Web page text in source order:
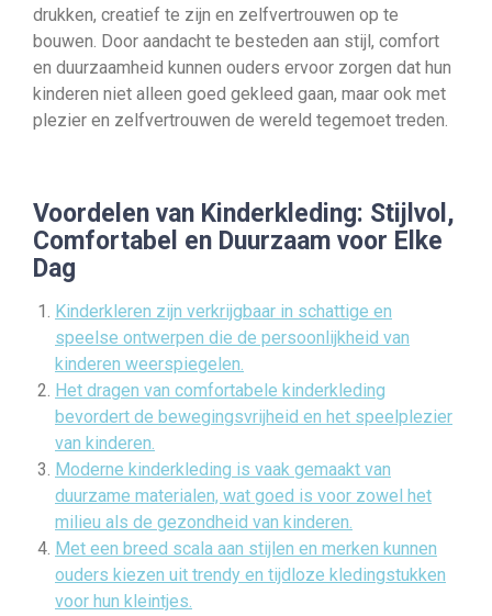
drukken, creatief te zijn en zelfvertrouwen op te
bouwen. Door aandacht te besteden aan stijl, comfort
en duurzaamheid kunnen ouders ervoor zorgen dat hun
kinderen niet alleen goed gekleed gaan, maar ook met
plezier en zelfvertrouwen de wereld tegemoet treden.
Voordelen van Kinderkleding: Stijlvol,
Comfortabel en Duurzaam voor Elke
Dag
Kinderkleren zijn verkrijgbaar in schattige en
speelse ontwerpen die de persoonlijkheid van
kinderen weerspiegelen.
Het dragen van comfortabele kinderkleding
bevordert de bewegingsvrijheid en het speelplezier
van kinderen.
Moderne kinderkleding is vaak gemaakt van
duurzame materialen, wat goed is voor zowel het
milieu als de gezondheid van kinderen.
Met een breed scala aan stijlen en merken kunnen
ouders kiezen uit trendy en tijdloze kledingstukken
voor hun kleintjes.